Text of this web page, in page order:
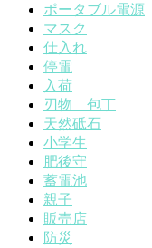
ポータブル電源
マスク
仕入れ
停電
入荷
刃物 包丁
天然砥石
小学生
肥後守
蓄電池
親子
販売店
防災